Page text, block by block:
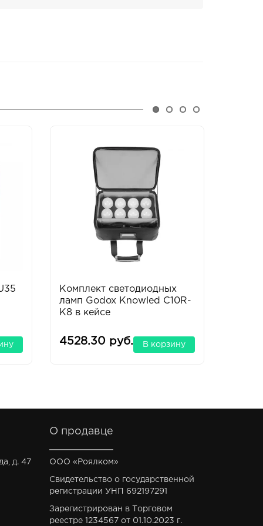
Комплект светодиодных
ламп Godox Knowled C10R-
K8 в кейсе
4528.30 руб. В корзину
д. 47
О продавце
ООО «Роялком»
Свидетельство о государственной
регистрации УНП 692197291
Зарегистрирован в Торговом
реестре 1234567 от 01.10.2023 г.